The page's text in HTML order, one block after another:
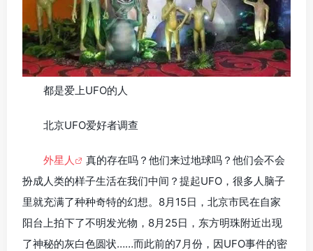
都是爱上UFO的人
北京UFO爱好者调查
外星人
真的存在吗？他们来过地球吗？他们会不会
扮成人类的样子生活在我们中间？提起UFO，很多人脑子
里就充满了种种奇特的幻想。8月15日，北京市民在自家
阳台上拍下了不明发光物，8月25日，东方明珠附近出现
了神秘的灰白色圆状……而此前的7月份，因UFO事件的密